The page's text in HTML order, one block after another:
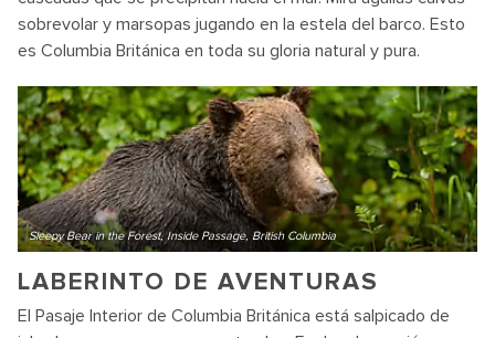
sobrevolar y marsopas jugando en la estela del barco. Esto
es Columbia Británica en toda su gloria natural y pura.
Sleepy Bear in the Forest, Inside Passage, British Columbia
LABERINTO DE AVENTURAS
El Pasaje Interior de Columbia Británica está salpicado de